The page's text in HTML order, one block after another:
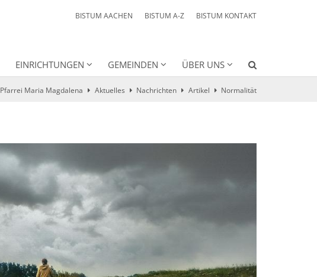
BISTUM AACHEN BISTUM A-Z BISTUM KONTAKT
EINRICHTUNGEN GEMEINDEN ÜBER UNS
Pfarrei Maria Magdalena Aktuelles Nachrichten Artikel Normalität